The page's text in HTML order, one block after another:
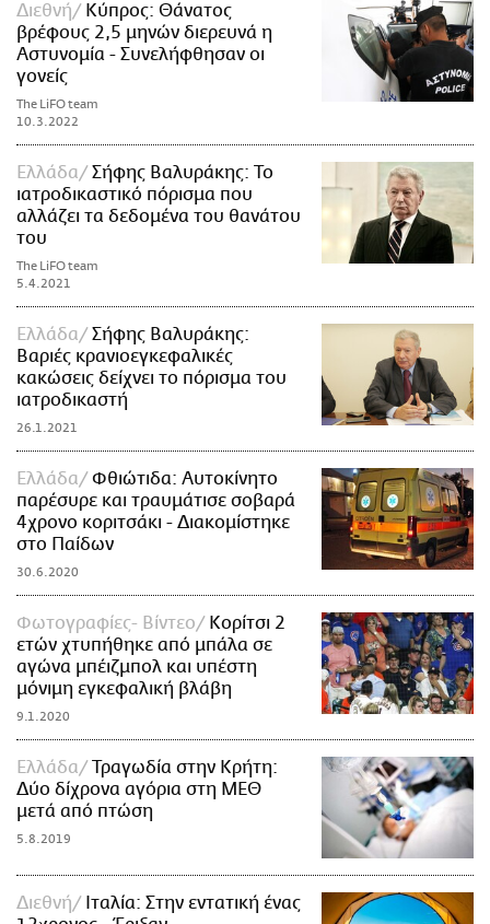
Διεθνή
Κύπρος: Θάνατος
βρέφους 2,5 μηνών διερευνά η
Αστυνομία - Συνελήφθησαν οι
γονείς
The LiFO team
10.3.2022
Ελλάδα
Σήφης Βαλυράκης: Το
ιατροδικαστικό πόρισμα που
αλλάζει τα δεδομένα του θανάτου
του
The LiFO team
5.4.2021
Ελλάδα
Σήφης Βαλυράκης:
Βαριές κρανιοεγκεφαλικές
κακώσεις δείχνει το πόρισμα του
ιατροδικαστή
26.1.2021
Ελλάδα
Φθιώτιδα: Αυτοκίνητο
παρέσυρε και τραυμάτισε σοβαρά
4χρονο κοριτσάκι - Διακομίστηκε
στο Παίδων
30.6.2020
Φωτογραφίες- Βίντεο
Κορίτσι 2
ετών χτυπήθηκε από μπάλα σε
αγώνα μπέιζμπολ και υπέστη
μόνιμη εγκεφαλική βλάβη
9.1.2020
Ελλάδα
Τραγωδία στην Κρήτη:
Δύο δίχρονα αγόρια στη ΜΕΘ
μετά από πτώση
5.8.2019
Διεθνή
Ιταλία: Στην εντατική ένας